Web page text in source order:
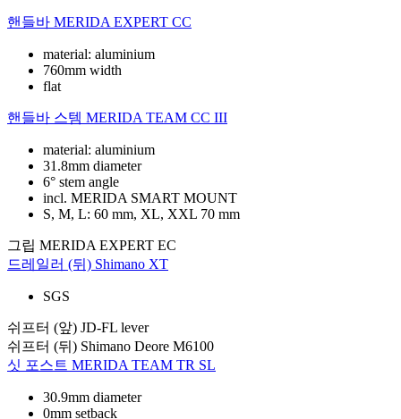
핸들바 MERIDA EXPERT CC
material: aluminium
760mm width
flat
핸들바 스템 MERIDA TEAM CC III
material: aluminium
31.8mm diameter
6° stem angle
incl. MERIDA SMART MOUNT
S, M, L: 60 mm, XL, XXL 70 mm
그립 MERIDA EXPERT EC
드레일러 (뒤) Shimano XT
SGS
쉬프터 (앞) JD-FL lever
쉬프터 (뒤) Shimano Deore M6100
싯 포스트 MERIDA TEAM TR SL
30.9mm diameter
0mm setback